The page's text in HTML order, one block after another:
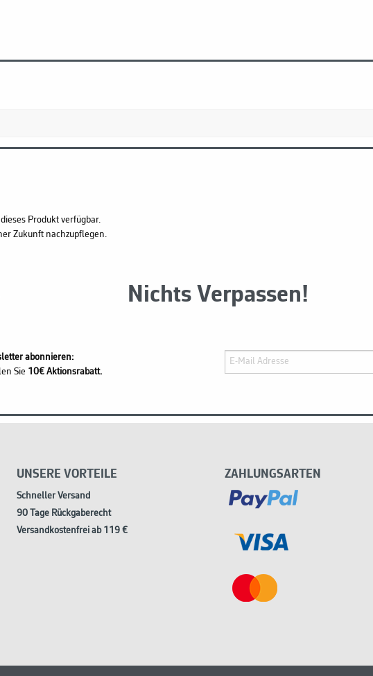
Produkt verfügbar.
Zukunft nachzupflegen.
Nichts Verpassen!
abonnieren:
Sie 10€ Aktionsrabatt.
UNSERE VORTEILE
Schneller Versand
90 Tage Rückgaberecht
Versandkostenfrei ab 119 €
ZAHLUNGSARTEN